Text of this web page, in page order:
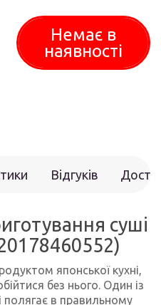
Немає в
наявності
Відгуків
суші
японської кухні,
без нього. Один із
полягає в правильному